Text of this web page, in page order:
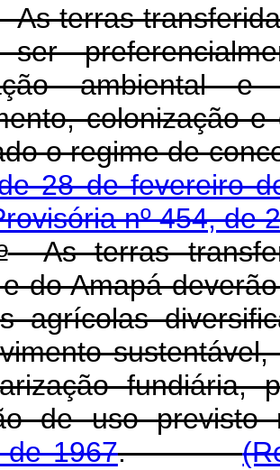
terras
ser
ambiental e
colonização
o regime de
28 de fevereiro
nº 454, de
As terras
do Amapá
agrícolas
fundiária,
de uso
de 1967.